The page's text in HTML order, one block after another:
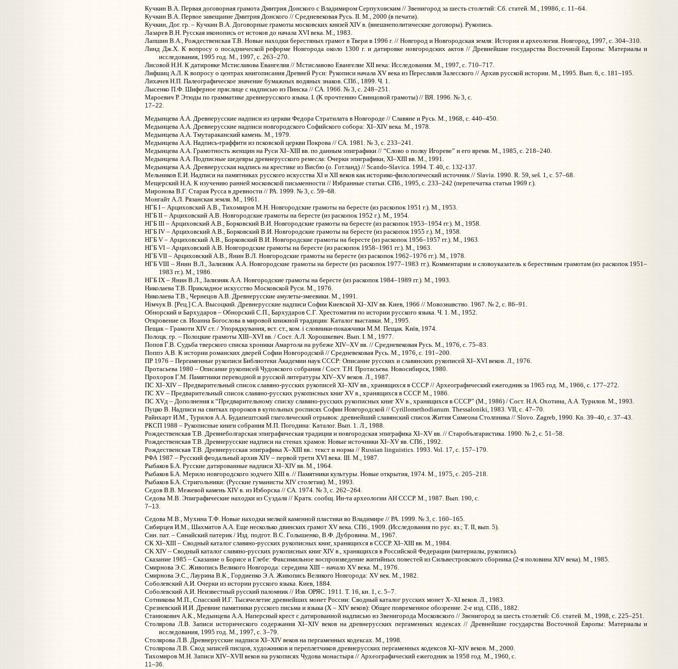
Кучкин В.А. Первая договорная грамота Дмитрия Донского с Владимиром Серпуховским // Звенигород за шесть столетий: Сб. статей. М., 1998б, с. 11–64.
Кучкин В.А. Первое завещание Дмитрия Донского // Средневековая Русь. II. М., 2000 (в печати).
Кучкин, Дог. гр. – Кучкин В.А. Договорные грамоты московских князей XIV в. (внешнеполитические договоры). Рукопись.
Лазарев В.Н. Русская иконопись от истоков до начала XVI века. М., 1983.
Лапшин В.А., Рождественская Т.В. Новые находки берестяных грамот в Твери в 1996 г. // Новгород и Новгородская земля: История и археология. Новгород, 1997, с. 304–310.
Линд Дж.Х. К вопросу о посаднической реформе Новгорода около 1300 г. и датировке новгородских актов // Древнейшие государства Восточной Европы: Материалы и
исследования, 1995 год. М., 1997, с. 263–270.
Лисовой Н.Н. К датировке Мстиславова Евангелия // Мстиславово Евангелие XII века: Исследования. М., 1997, с. 710–717.
Лифшиц А.Л. К вопросу о центрах книгописания Древней Руси: Рукописи начала XV века из Переславля Залесского // Архив русской истории. М., 1995. Вып. 6, с. 181–195.
Лихачев Н.П. Палеографическое значение бумажных водяных знаков. СПб., 1899. Ч. 1.
Лысенко П.Ф. Шиферное пряслице с надписью из Пинска // СА. 1966. № 3, с. 248–251.
Мароевич Р. Этюды по грамматике древнерусского языка. I. (К прочтению Свинцовой грамоты) // ВЯ. 1996. № 3, с.
17–22.
Медынцева А.А. Древнерусские надписи из церкви Федора Стратилата в Новгороде // Славяне и Русь. М., 1968, с. 440–450.
Медынцева А.А. Древнерусские надписи новгородского Софийского собора: XI–XIV века. М., 1978.
Медынцева А.А. Тмутараканский камень. М., 1979.
Медынцева А.А. Надпись-граффити из псковской церкви Покрова // СА. 1981. № 3, с. 233–241.
Медынцева А.А. Грамотность женщин на Руси XI–XIII вв. по данным эпиграфики // “Слово о полку Игореве” и его время. М., 1985, с. 218–240.
Медынцева А.А. Подписные шедевры древнерусского ремесла: Очерки эпиграфики, XI–XIII вв. М., 1991.
Медынцева А.А. Древнерусская надпись на крестике из Висбю (о. Готланд) // Scando-Slavica. 1994. Т. 40, с. 132-137.
Мельников Е.И. Надписи на памятниках русского искусства XI и XII веков как историко-филологический источник // Slavia. 1990. R. 59, seš. 1, с. 57–68.
Мещерский Н.А. К изучению ранней московской письменности // Избранные статьи. СПб., 1995, с. 233–242 (перепечатка статьи 1969 г.).
Миронова В.Г. Старая Русса в древности // РА. 1999. № 3, с. 59–68.
Монгайт А.Л. Рязанская земля. М., 1961.
НГБ I – Арциховский А.В., Тихомиров М.Н. Новгородские грамоты на бересте (из раскопок 1951 г.). М., 1953.
НГБ II – Арциховский А.В. Новгородские грамоты на бересте (из раскопок 1952 г.). М., 1954.
НГБ III – Арциховский А.В., Борковский В.И. Новгородские грамоты на бересте (из раскопок 1953–1954 гг.). М., 1958.
НГБ IV – Арциховский А.В., Борковский В.И. Новгородские грамоты на бересте (из раскопок 1955 г.). М., 1958.
НГБ V – Арциховский А.В., Борковский В.И. Новгородские грамоты на бересте (из раскопок 1956–1957 гг.). М., 1963.
НГБ VI – Арциховский А.В. Новгородские грамоты на бересте (из раскопок 1958–1961 гг.). М., 1963.
НГБ VII – Арциховский А.В., Янин В.Л. Новгородские грамоты на бересте (из раскопок 1962–1976 гг.). М., 1978.
НГБ VIII – Янин В.Л., Зализняк А.А. Новгородские грамоты на бересте (из раскопок 1977–1983 гг.). Комментарии и словоуказатель к берестяным грамотам (из раскопок 1951–
1983 гг.). М., 1986.
НГБ IX – Янин В.Л., Зализняк А.А. Новгородские грамоты на бересте (из раскопок 1984–1989 гг.). М., 1993.
Николаева Т.В. Прикладное искусство Московской Руси. М., 1976.
Николаева Т.В., Чернецов А.В. Древнерусские амулеты-змеевики. М., 1991.
Нiмчук В. [Рец.] С.А. Высоцкий. Древнерусские надписи Софии Киевской XI–XIV вв. Киев, 1966 // Мовознавство. 1967. № 2, с. 86–91.
Обнорский и Бархударов – Обнорский С.П., Бархударов С.Г. Хрестоматия по истории русского языка. Ч. 1. М., 1952.
Откровение св. Иоанна Богослова в мировой книжной традиции: Каталог выставки. М., 1995.
Пещак – Грамоти XIV ст. / Упорядкування, вст. ст., ком. i словники-покажчики М.М. Пещак. Київ, 1974.
Полоцк. гр. – Полоцкие грамоты XIII–XVI вв. / Сост. А.Л. Хорошкевич. Вып. I. М., 1977.
Попов Г.В. Судьба тверского списка хроники Амартола на рубеже XIV–XV вв. // Средневековая Русь. М., 1976, с. 75–83.
Поппэ А.В. К истории романских дверей Софии Новгородской // Средневековая Русь. М., 1976, с. 191–200.
ПР 1976 – Пергаменные рукописи Библиотеки Академии наук СССР: Описание русских и славянских рукописей XI–XVI веков. Л., 1976.
Протасьева 1980 – Описание рукописей Чудовского собрания / Сост. Т.Н. Протасьева. Новосибирск, 1980.
Прохоров Г.М. Памятники переводной и русской литературы XIV–XV веков. Л., 1987.
ПС XI–XIV – Предварительный список славяно-русских рукописей XI–XIV вв., хранящихся в СССР // Археографический ежегодник за 1965 год. М., 1966, с. 177–272.
ПС XV – Предварительный список славяно-русских рукописных книг XV в., хранящихся в СССР. М., 1986.
ПС XVд – Дополнения к “Предварительному списку славяно-русских рукописных книг XV в., хранящихся в СССР” (М., 1986) / Сост. Н.А. Охотина, А.А. Турилов. М., 1993.
Пуцко В. Надписи на свитках пророков в купольных росписях Софии Новгородской // Cyrillomethodianum. Thessaloniki, 1983. VII, с. 47–70.
Райнхарт И.М., Турилов А.А. Будапештский глаголический отрывок: древнейший славянский список Жития Симеона Столпника // Slovo. Zagreb, 1990. Kn. 39–40, с. 37–43.
РКСП 1988 – Рукописные книги собрания М.П. Погодина: Каталог. Вып. 1. Л., 1988.
Рождественская Т.В. Древнеболгарская эпиграфическая традиция и новгородская эпиграфика XI–XV вв. // Старобългаристика. 1990. № 2, с. 51–58.
Рождественская Т.В. Древнерусские надписи на стенах храмов: Новые источники XI–XV вв. СПб., 1992.
Рождественская Т.В. Древнерусская эпиграфика X–XIII вв.: текст и норма // Russian linguistics. 1993. Vol. 17, с. 157–179.
РФА 1987 – Русский феодальный архив XIV – первой трети XVI века. III. М., 1987.
Рыбаков Б.А. Русские датированные надписи XI–XIV вв. М., 1964.
Рыбаков Б.А. Мерило новгородского зодчего XIII в. // Памятники культуры. Новые открытия, 1974. М., 1975, с. 205–218.
Рыбаков Б.А. Стригольники: (Русские гуманисты XIV столетия). М., 1993.
Седов В.В. Межевой камень XIV в. из Изборска // СА. 1974. № 3, с. 262–264.
Седова М.В. Эпиграфические находки из Суздаля // Кратк. сообщ. Ин-та археологии АН СССР. М., 1987. Вып. 190, с.
7–13.
Седова М.В., Мухина Т.Ф. Новые находки мелкой каменной пластики во Владимире // РА. 1999. № 3, с. 160–165.
Сибирцев И.М., Шахматов А.А. Еще несколько двинских грамот XV века. СПб., 1909. (Исследования по рус. яз.; Т. II, вып. 5).
Син. пат. – Синайский патерик / Изд. подгот. В.С. Голышенко, В.Ф. Дубровина. М., 1967.
СК XI–XIII – Cводный каталог славяно-русских рукописных книг, хранящихся в СССР. XI–XIII вв. М., 1984.
CK XIV – Cводный каталог славяно-русских рукописных книг XIV в., хранящихся в Российской Федерации (материалы, рукопись).
Сказание 1985 – Сказание о Борисе и Глебе: Факсимильное воспроизведение житийных повестей из Сильвестровского сборника (2-я половина XIV века). М., 1985.
Смирнова Э.С. Живопись Великого Новгорода: середина XIII – начало XV века. М., 1976.
Смирнова Э.С., Лаурина В.К., Гордиенко Э.А. Живопись Великого Новгорода: XV век. М., 1982.
Соболевский А.И. Очерки из истории русского языка. Киев, 1884.
Соболевский А.И. Неизвестный русский паломник // Изв. ОРЯС. 1911. Т. 16, кн. 1, с. 5–7.
Сотникова М.П., Спасский И.Г. Тысячелетие древнейших монет России: Сводный каталог русских монет X–XI веков. Л., 1983.
Срезневский И.И. Древние памятники русского письма и языка (X – XIV веков): Общее повременное обозрение. 2-е изд. СПб., 1882.
Станюкович А.К., Медынцева А.А. Наперсный крест с датированной надписью из Звенигорода Московского // Звенигород за шесть столетий: Сб. статей. М., 1998, с. 225–251.
Столярова Л.В. Записи исторического содержания XI–XIV веков на древнерусских пергаменных кодексах // Древнейшие государства Восточной Европы: Материалы и
исследования, 1995 год. М., 1997, с. 3–79.
Столярова Л.В. Древнерусские надписи XI–XIV веков на пергаменных кодексах. М., 1998.
Столярова Л.В. Свод записей писцов, художников и переплетчиков древнерусских пергаменных кодексов XI–XIV веков. М., 2000.
Тихомиров М.Н. Записи XIV–XVII веков на рукописях Чудова монастыря // Археографический ежегодник за 1958 год. М., 1960, с.
11–36.